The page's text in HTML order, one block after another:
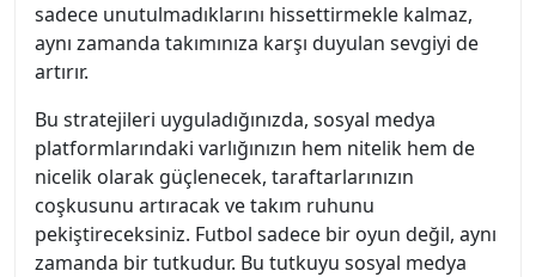
sadece unutulmadıklarını hissettirmekle kalmaz,
aynı zamanda takımınıza karşı duyulan sevgiyi de
artırır.
Bu stratejileri uyguladığınızda, sosyal medya
platformlarındaki varlığınızın hem nitelik hem de
nicelik olarak güçlenecek, taraftarlarınızın
coşkusunu artıracak ve takım ruhunu
pekiştireceksiniz. Futbol sadece bir oyun değil, aynı
zamanda bir tutkudur. Bu tutkuyu sosyal medya